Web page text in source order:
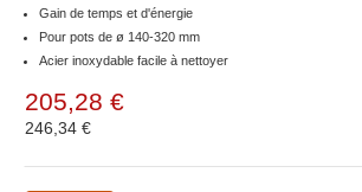
Gain de temps et d'énergie
Pour pots de ø 140-320 mm
Acier inoxydable facile à nettoyer
205,28 €
246,34 €